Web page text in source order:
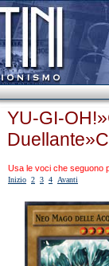
YU-GI-
Usa le voci che seguono
Inizio 2 3 4 Avanti